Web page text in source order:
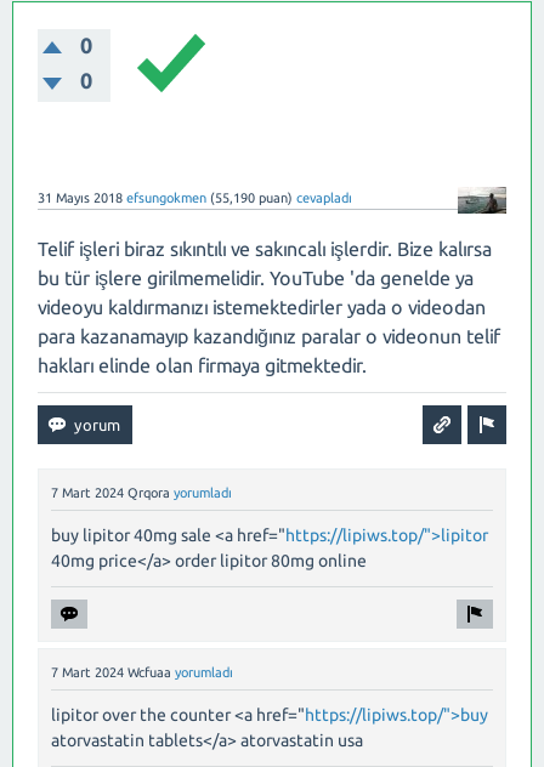
0
0
31 Mayıs 2018 efsungokmen (55,190 puan) cevapladı
Telif işleri biraz sıkıntılı ve sakıncalı işlerdir. Bize kalırsa
bu tür işlere girilmemelidir. YouTube 'da genelde ya
videoyu kaldırmanızı istemektedirler yada o videodan
para kazanamayıp kazandığınız paralar o videonun telif
hakları elinde olan firmaya gitmektedir.
7 Mart 2024 Qrqora yorumladı
buy lipitor 40mg sale <a href="https://lipiws.top/">lipitor
40mg price</a> order lipitor 80mg online
7 Mart 2024 Wcfuaa yorumladı
lipitor over the counter <a href="https://lipiws.top/">buy
atorvastatin tablets</a> atorvastatin usa